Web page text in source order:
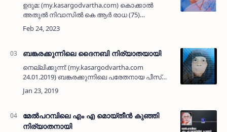
ഉദുമ: (my.kasargodvartha.com) കൊക്കാല്‍
അതുല്‍ നിവാസില്‍ കെ ആര്‍ രാധ (75)
നിര്യാതയായി. പരേതനായ കൃഷ്ണന്‍ മാസ്റ്റര്‍
ഭര്‍ത്താവാണ്. മക്കള്‍: ലത (ചെറുവത്തൂര്‍), ടി വി
ബങ്കരക്കുന്നിലെ ദൈനബി നിര്യാതയായി
നെല്ലിക്കുന്ന്: (my.kasargodvartha.com
24.01.2019) ബങ്കരക്കുന്നിലെ പരേതനായ പീസ്
ആമുവിന്റെ ഭാര്യ ദൈനബി (85) നിര്യാതയായി.
മക്കള്‍: മുഹമ്മദ് കുഞ്ഞി, ഖാലിദ്, സുജാറുദ്ദീന്‍, …
മേൽപറമ്പിലെ എം എ മൊയ്‌തീൻ കുഞ്ഞി
നിര്യാതനായി